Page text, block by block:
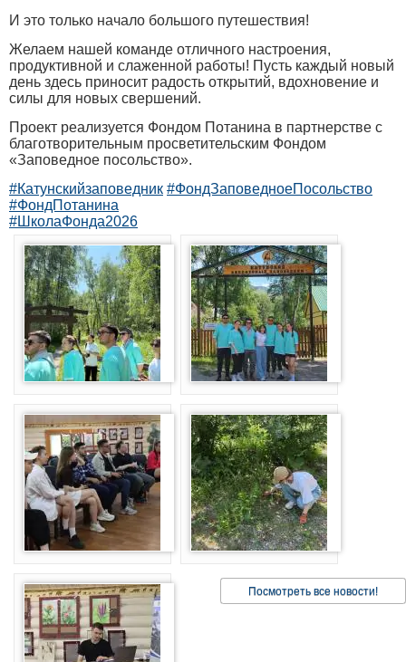
И это только начало большого путешествия!
Желаем нашей команде отличного настроения,
продуктивной и слаженной работы! Пусть каждый новый
день здесь приносит радость открытий, вдохновение и
силы для новых свершений.
Проект реализуется Фондом Потанина в партнерстве с
благотворительным просветительским Фондом
«Заповедное посольство».
#Катунскийзаповедник #ФондЗаповедноеПосольство
#ФондПотанина
#ШколаФонда2026
Посмотреть все новости!